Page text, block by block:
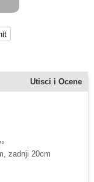
Utisci i Ocene
zadnji 20cm